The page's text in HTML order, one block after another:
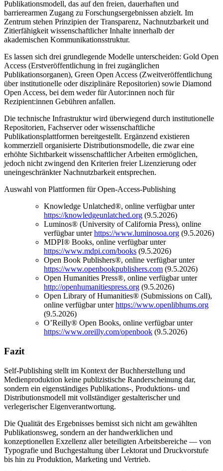
Publikationsmodell, das auf den freien, dauerhaften und
barrierearmen Zugang zu Forschungsergebnissen abzielt. Im
Zentrum stehen Prinzipien der Transparenz, Nachnutzbarkeit und
Zitierfähigkeit wissenschaftlicher Inhalte innerhalb der
akademischen Kommunikationsstruktur.
Es lassen sich drei grundlegende Modelle unterscheiden: Gold Open
Access (Erstveröffentlichung in frei zugänglichen
Publikationsorganen), Green Open Access (Zweitveröffentlichung
über institutionelle oder disziplinäre Repositorien) sowie Diamond
Open Access, bei dem weder für Autor:innen noch für
Rezipient:innen Gebühren anfallen.
Die technische Infrastruktur wird überwiegend durch institutionelle
Repositorien, Fachserver oder wissenschaftliche
Publikationsplattformen bereitgestellt. Ergänzend existieren
kommerziell organisierte Distributionsmodelle, die zwar eine
erhöhte Sichtbarkeit wissenschaftlicher Arbeiten ermöglichen,
jedoch nicht zwingend den Kriterien freier Lizenzierung oder
uneingeschränkter Nachnutzbarkeit entsprechen.
Auswahl von Plattformen für Open-Access-Publishing
Knowledge Unlatched®, online verfügbar unter
https://knowledgeunlatched.org (9.5.2026)
Luminos® (University of California Press), online
verfügbar unterhttps://www.luminosoa.org (9.5.2026)
MDPI® Books, online verfügbar unter
https://www.mdpi.com/books (9.5.2026)
Open Book Publishers®, online verfügbar unter
https://www.openbookpublishers.com (9.5.2026)
Open Humanities Press®, online verfügbar unter
http://openhumanitiespress.org (9.5.2026)
Open Library of Humanities® (Submissions on Call),
online verfügbar unterhttps://www.openlibhums.org
(9.5.2026)
O’Reilly® Open Books, online verfügbar unter
https://www.oreilly.com/openbook (9.5.2026)
Fazit
Self-Publishing stellt im Kontext der Buchherstellung und
Medienproduktion keine publizistische Randerscheinung dar,
sondern ein eigenständiges Publikations-, Produktions- und
Distributionsmodell mit vollständiger gestalterischer und
verlegerischer Eigenverantwortung.
Die Qualität des Ergebnisses bemisst sich nicht am gewählten
Publikationsweg, sondern an der handwerklichen und
konzeptionellen Exzellenz aller beteiligten Arbeitsbereiche — von
Typografie und Buchgestaltung über Lektorat und Druckvorstufe
bis hin zu Produktion, Marketing und Vertrieb.